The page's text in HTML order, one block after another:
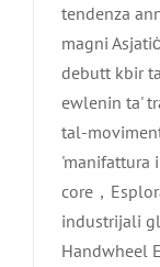
tendenza
magni
debutt kbir
ewlenin ta'
tal-
'manifattura
core，
industrijali
Handwheel